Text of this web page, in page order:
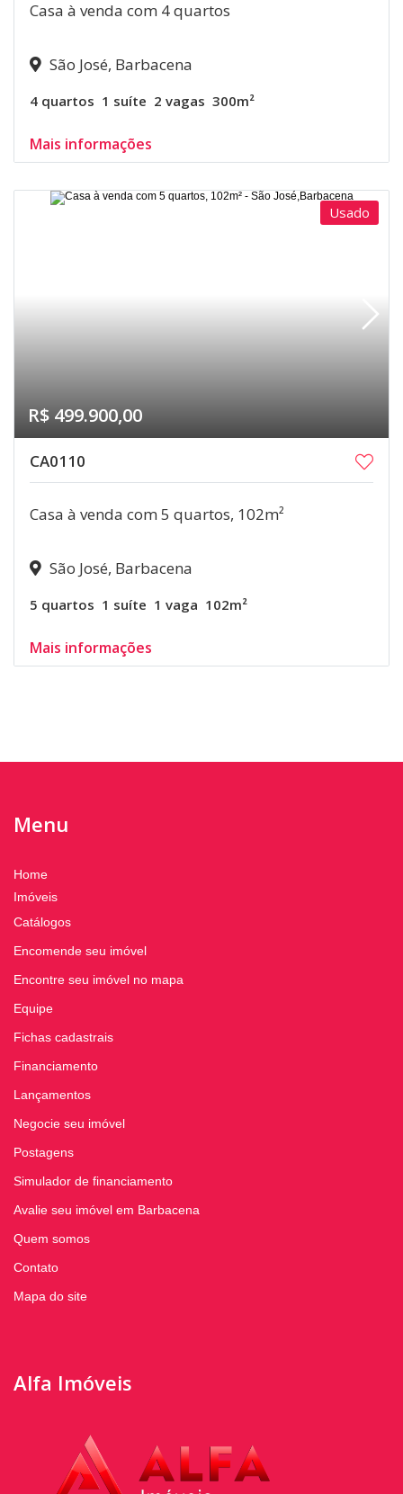
Casa à venda com 4 quartos
São José, Barbacena
4 quartos 1 suíte 2 vagas 300m²
Mais informações
Usado
R$ 499.900,00
CA0110
Casa à venda com 5 quartos, 102m²
São José, Barbacena
5 quartos 1 suíte 1 vaga 102m²
Mais informações
Menu
Home
Imóveis
Catálogos
Encomende seu imóvel
Encontre seu imóvel no mapa
Equipe
Fichas cadastrais
Financiamento
Lançamentos
Negocie seu imóvel
Postagens
Simulador de financiamento
Avalie seu imóvel em Barbacena
Quem somos
Contato
Mapa do site
Alfa Imóveis